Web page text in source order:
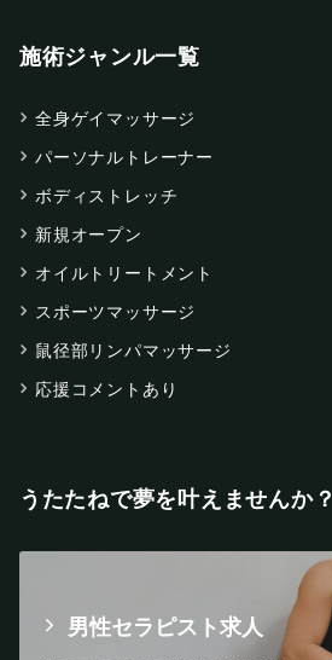
施術ジャンル一覧
全身ゲイマッサージ
パーソナルトレーナー
ボディストレッチ
新規オープン
オイルトリートメント
スポーツマッサージ
鼠径部リンパマッサージ
応援コメントあり
うたたねで夢を叶えませんか？
男性セラピスト求人